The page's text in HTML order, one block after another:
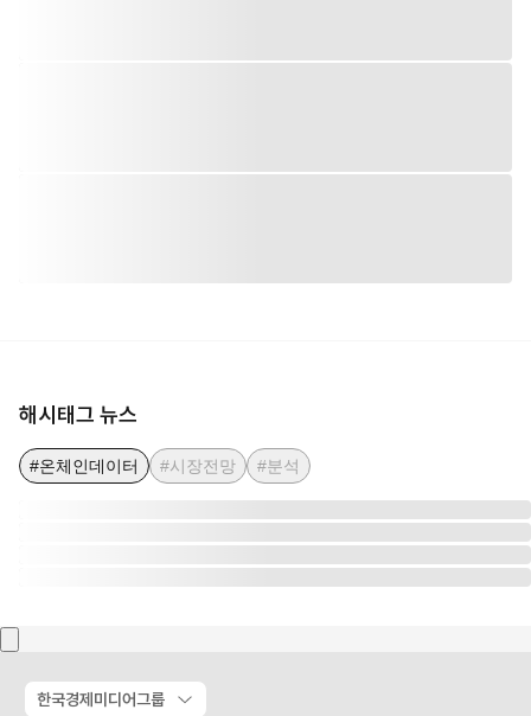
해시태그 뉴스
#온체인데이터 #시장전망 #분석
한국경제미디어그룹